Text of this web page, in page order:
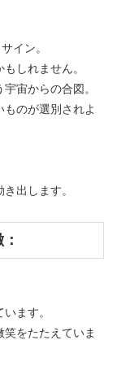
イン。
しれません。
宙からの合図。
のが選別されよ
出します。
ます。
をたたえていま